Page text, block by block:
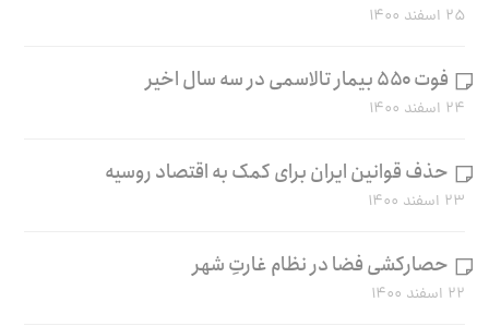
۲۵ اسفند ۱۴۰۰
فوت ۵۵۰ بیمار تالاسمی در سه سال اخیر
۲۴ اسفند ۱۴۰۰
حذف قوانین ایران برای کمک به اقتصاد روسیه
۲۳ اسفند ۱۴۰۰
حصارکشی فضا در نظام غارتِ شهر
۲۲ اسفند ۱۴۰۰